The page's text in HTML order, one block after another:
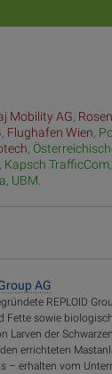
Mobility AG,
, Flughafen Wien,
,
, Kapsch TrafficCom,
, UBM
AG
REPLOID
Fette sowie
Larven der
errichteten
– erhalten vom